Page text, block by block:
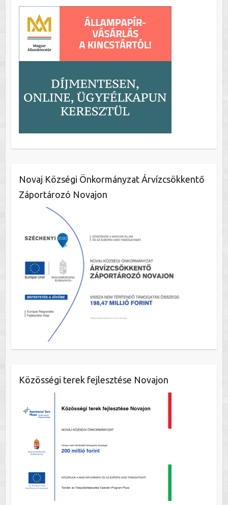
Novaj Községi Önkormányzat Árvízcsökkentő
Záportározó Novajon
Közösségi terek fejlesztése Novajon